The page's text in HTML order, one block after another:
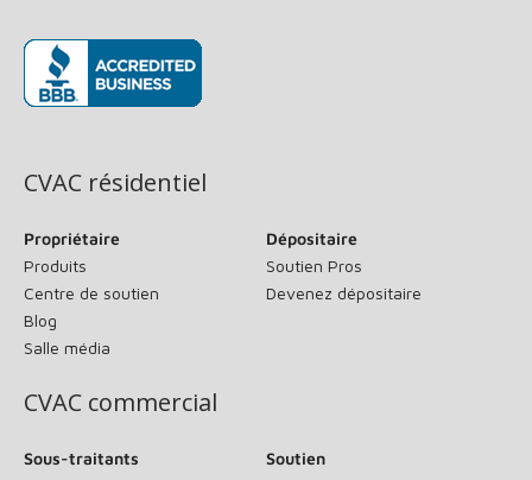
CVAC résidentiel
Propriétaire
Produits
Centre de soutien
Blog
Salle média
Dépositaire
Soutien Pros
Devenez dépositaire
CVAC commercial
Sous-traitants
Soutien